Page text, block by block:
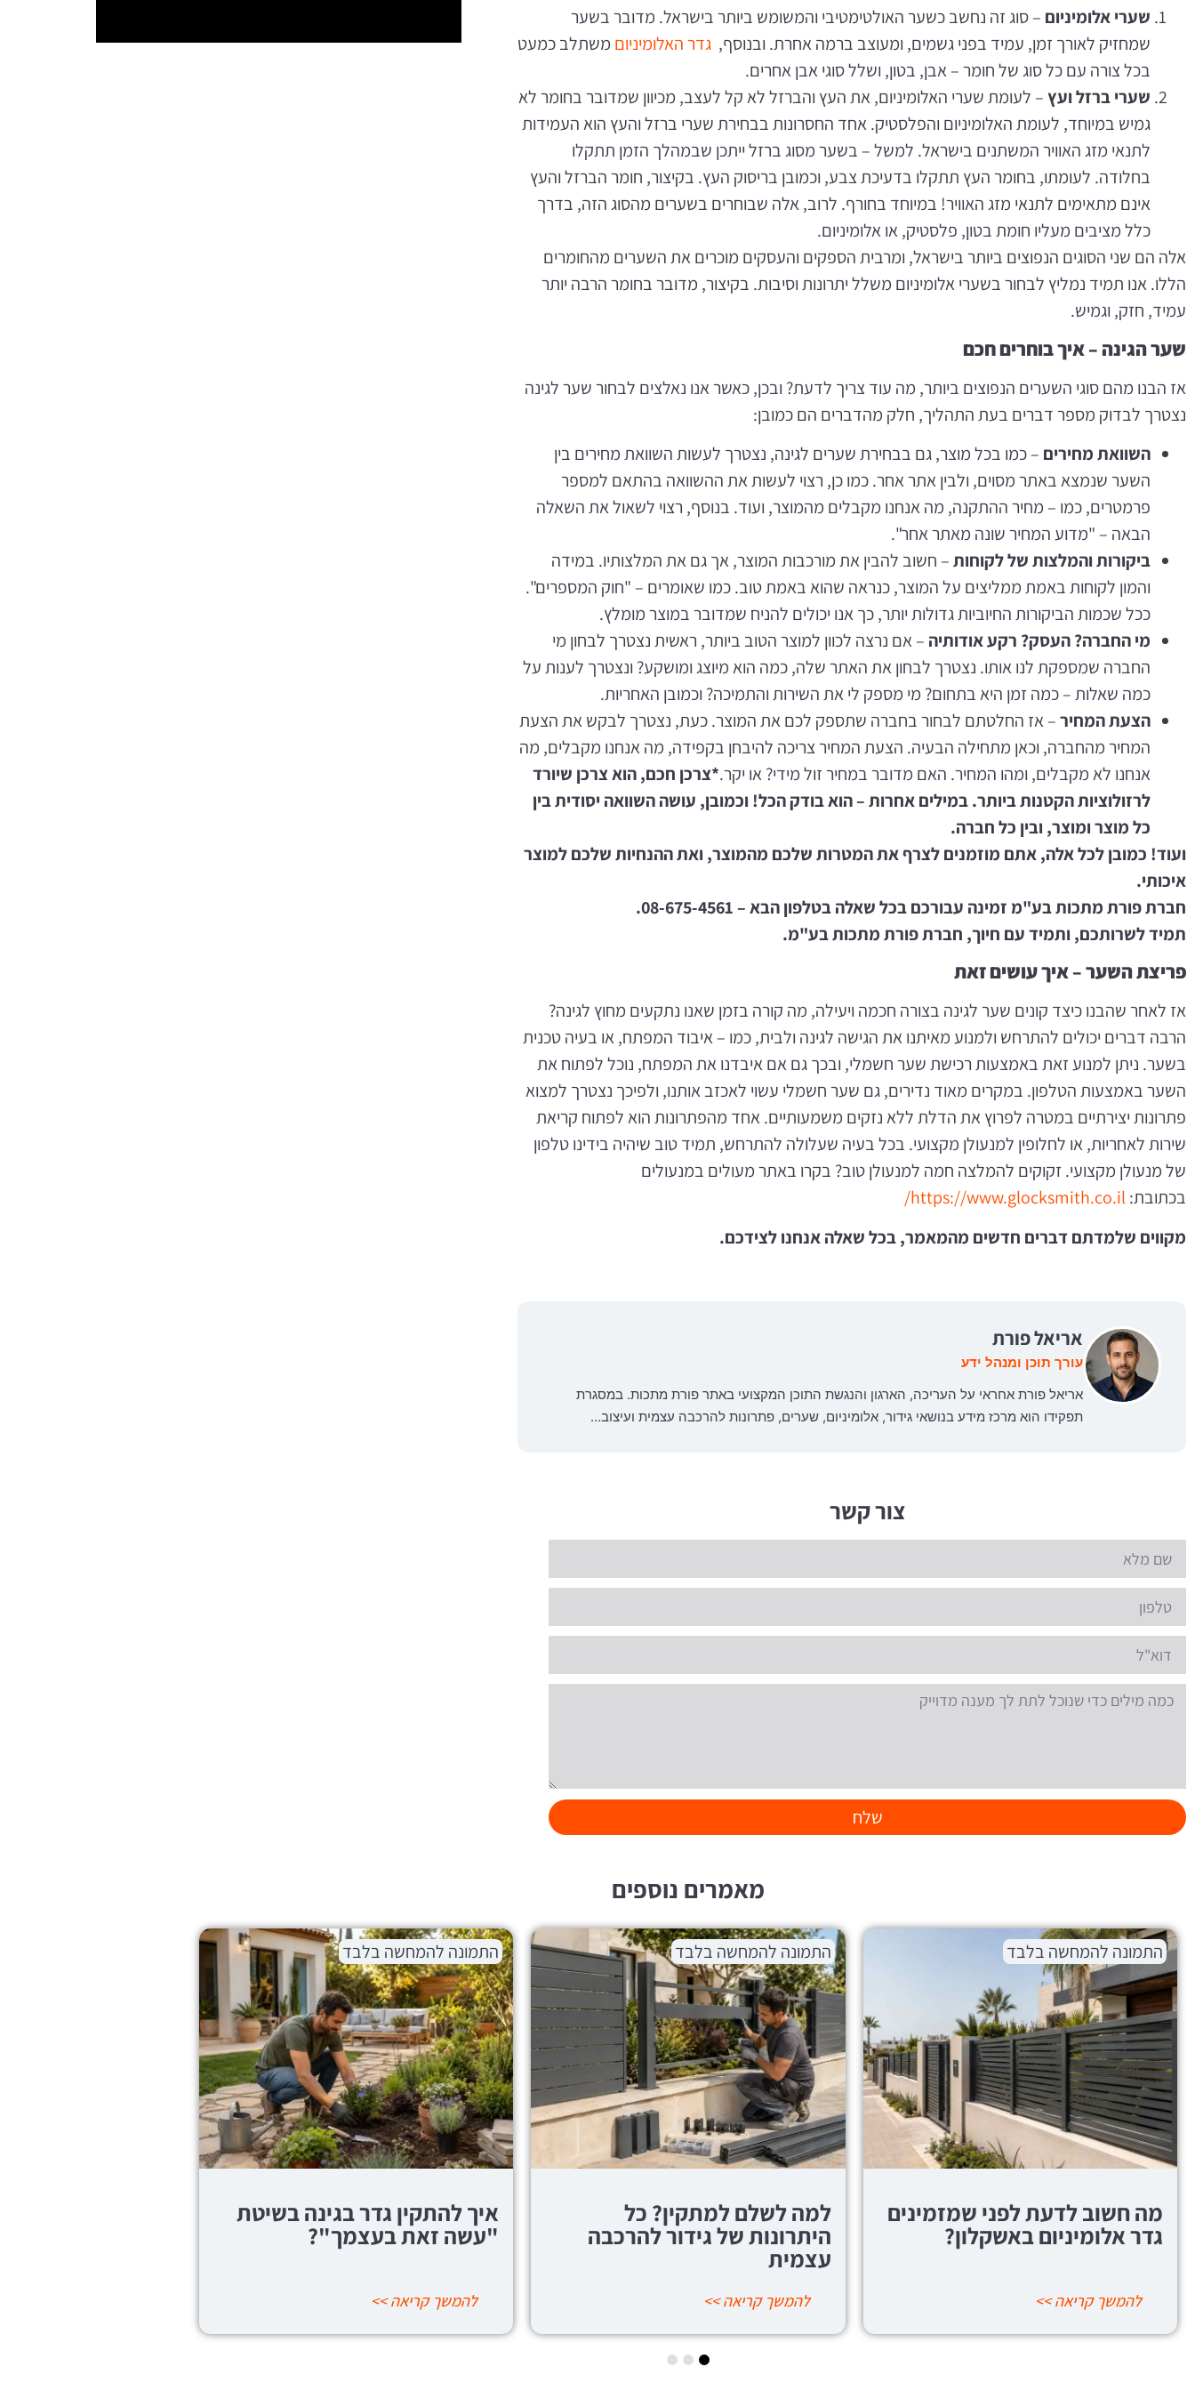
שערי אלומיניום – סוג זה נחשב כשער האולטימטיבי והמשומש ביותר בישראל. מדובר בשער
שמחזיק לאורך זמן, עמיד בפני גשמים, ומעוצב ברמה אחרת. ובנוסף, גדר האלומיניום משתלב כמעט
בכל צורה עם כל סוג של חומר – אבן, בטון, ושלל סוגי אבן אחרים.
שערי ברזל ועץ – לעומת שערי האלומיניום, את העץ והברזל לא קל לעצב, מכיוון שמדובר בחומר לא
גמיש במיוחד, לעומת האלומיניום והפלסטיק. אחד החסרונות בבחירת שערי ברזל והעץ הוא העמידות
לתנאי מזג האוויר המשתנים בישראל. למשל – בשער מסוג ברזל ייתכן שבמהלך הזמן תתקלו
בחלודה. לעומתו, בחומר העץ תתקלו בדעיכת צבע, וכמובן בריסוק העץ. בקיצור, חומר הברזל והעץ
אינם מתאימים לתנאי מזג האוויר! במיוחד בחורף. לרוב, אלה שבוחרים בשערים מהסוג הזה, בדרך
כלל מציבים מעליו חומת בטון, פלסטיק, או אלומיניום.
אלה הם שני הסוגים הנפוצים ביותר בישראל, ומרבית הספקים והעסקים מוכרים את השערים מהחומרים
הללו. אנו תמיד נמליץ לבחור בשערי אלומיניום משלל יתרונות וסיבות. בקיצור, מדובר בחומר הרבה יותר
עמיד, חזק, וגמיש.
שער הגינה – איך בוחרים חכם
אז הבנו מהם סוגי השערים הנפוצים ביותר, מה עוד צריך לדעת? ובכן, כאשר אנו נאלצים לבחור שער לגינה
נצטרך לבדוק מספר דברים בעת התהליך, חלק מהדברים הם כמובן:
השוואת מחירים – כמו בכל מוצר, גם בבחירת שערים לגינה, נצטרך לעשות השוואת מחירים בין
השער שנמצא באתר מסוים, ולבין אתר אחר. כמו כן, רצוי לעשות את ההשוואה בהתאם למספר
פרמטרים, כמו – מחיר ההתקנה, מה אנחנו מקבלים מהמוצר, ועוד. בנוסף, רצוי לשאול את השאלה
הבאה – "מדוע המחיר שונה מאתר אחר".
ביקורות והמלצות של לקוחות– חשוב להבין את מורכבות המוצר, אך גם את המלצותיו. במידה
והמון לקוחות באמת ממליצים על המוצר, כנראה שהוא באמת טוב. כמו שאומרים – "חוק המספרים".
ככל שכמות הביקורות החיוביות גדולות יותר, כך אנו יכולים להניח שמדובר במוצר מומלץ.
מי החברה?העסק? רקע אודותיה – אם נרצה לכוון למוצר הטוב ביותר, ראשית נצטרך לבחון מי
החברה שמספקת לנו אותו. נצטרך לבחון את האתר שלה, כמה הוא מיוצג ומושקע? ונצטרך לענות על
כמה שאלות – כמה זמן היא בתחום? מי מספק לי את השירות והתמיכה? וכמובן האחריות.
הצעת המחיר– אז החלטתם לבחור בחברה שתספק לכם את המוצר. כעת, נצטרך לבקש את הצעת
המחיר מהחברה, וכאן מתחילה הבעיה. הצעת המחיר צריכה להיבחן בקפידה, מה אנחנו מקבלים, מה
אנחנו לא מקבלים, ומהו המחיר. האם מדובר במחיר זול מידי? או יקר.*צרכן חכם, הוא צרכן שיורד
לרזולוציות הקטנות ביותר. במילים אחרות – הוא בודק הכל! וכמובן, עושה השוואה יסודית בין
כל מוצר ומוצר, ובין כל חברה.
ועוד! כמובן לכל אלה, אתם מוזמנים לצרף את המטרות שלכם מהמוצר, ואת ההנחיות שלכם למוצר
איכותי.
חברת פורת מתכות בע"מ זמינה עבורכם בכל שאלה בטלפון הבא – 08-675-4561.
תמיד לשרותכם, ותמיד עם חיוך, חברת פורת מתכות בע"מ.
פריצת השער – איך עושים זאת
אז לאחר שהבנו כיצד קונים שער לגינה בצורה חכמה ויעילה, מה קורה בזמן שאנו נתקעים מחוץ לגינה?
הרבה דברים יכולים להתרחש ולמנוע מאיתנו את הגישה לגינה ולבית, כמו – איבוד המפתח, או בעיה טכנית
בשער. ניתן למנוע זאת באמצעות רכישת שער חשמלי, ובכך גם אם איבדנו את המפתח, נוכל לפתוח את
השער באמצעות הטלפון. במקרים מאוד נדירים, גם שער חשמלי עשוי לאכזב אותנו, ולפיכך נצטרך למצוא
פתרונות יצירתיים במטרה לפרוץ את הדלת ללא נזקים משמעותיים. אחד מהפתרונות הוא לפתוח קריאת
שירות לאחריות, או לחלופין למנעולן מקצועי. בכל בעיה שעלולה להתרחש, תמיד טוב שיהיה בידינו טלפון
של מנעולן מקצועי. זקוקים להמלצה חמה למנעולן טוב? בקרו באתר מעולים במנעולים
בכתובת: https://www.glocksmith.co.il/
מקווים שלמדתם דברים חדשים מהמאמר, בכל שאלה אנחנו לצידכם.
אריאל פורת
עורך תוכן ומנהל ידע
אריאל פורת אחראי על העריכה, הארגון והנגשת התוכן המקצועי באתר פורת מתכות. במסגרת
תפקידו הוא מרכז מידע בנושאי גידור, אלומיניום, שערים, פתרונות להרכבה עצמית ועיצוב…
צור קשר
שלח
מאמרים נוספים
התמונה להמחשה בלבד
למה לשלם למתקין? כל
היתרונות של גידור להרכבה
להמשך קריאה >>
התמונה להמחשה בלבד
איך להתקין גדר בגינה בשיטת
"עשה זאת בעצמך"?
להמשך קריאה >>
התמונה להמחשה בלבד
מה חשוב לדעת לפני שמזמינים
גדר אלומיניום באשקלון?
להמשך קריאה >>